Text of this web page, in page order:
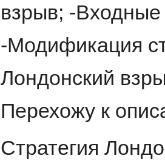
взрыв; -Входные
-Модификация
Лондонский
Перехожу к
Стратегия